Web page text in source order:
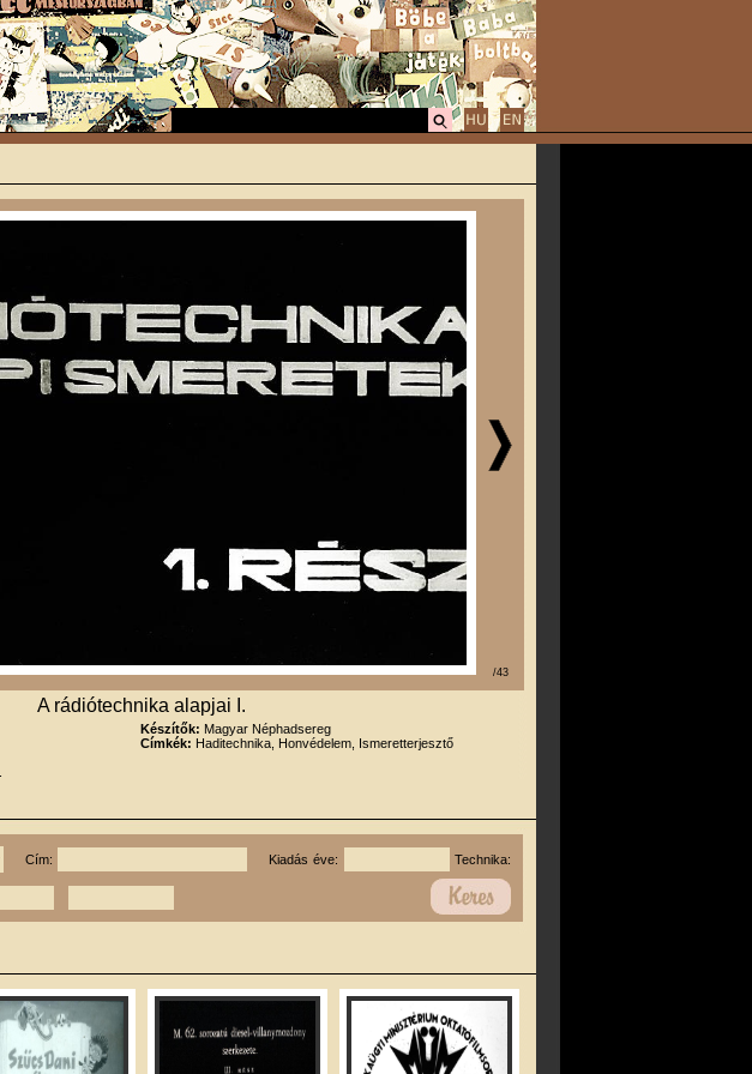
/43
A rádiótechnika alapjai I.
Készítők: Magyar Néphadsereg
Címkék: Haditechnika, Honvédelem, Ismeretterjesztő
Cím: Kiadás éve: Technika: